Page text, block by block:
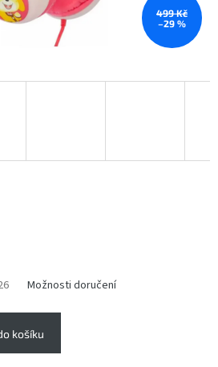
499 Kč
–29 %
Možnosti doručení
košíku